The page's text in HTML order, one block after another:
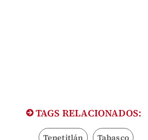
TAGS RELACIONADOS:
Tepetitlán Tabasco